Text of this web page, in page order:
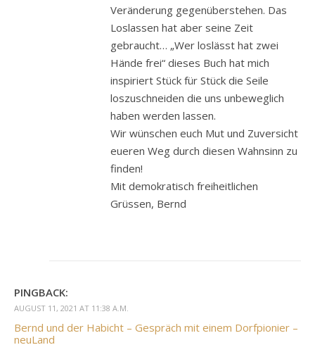
Veränderung gegenüberstehen. Das
Loslassen hat aber seine Zeit
gebraucht… „Wer loslässt hat zwei
Hände frei“ dieses Buch hat mich
inspiriert Stück für Stück die Seile
loszuschneiden die uns unbeweglich
haben werden lassen.
Wir wünschen euch Mut und Zuversicht
eueren Weg durch diesen Wahnsinn zu
finden!
Mit demokratisch freiheitlichen
Grüssen, Bernd
PINGBACK:
AUGUST 11, 2021 AT 11:38 A.M.
Bernd und der Habicht – Gespräch mit einem Dorfpionier –
neuLand